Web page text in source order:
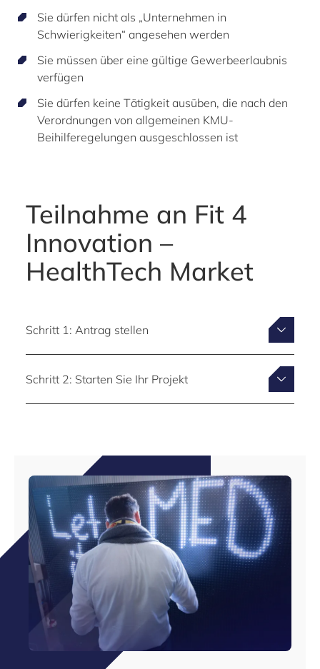
Sie dürfen nicht als „Unternehmen in
Schwierigkeiten“ angesehen werden
Sie müssen über eine gültige Gewerbeerlaubnis
verfügen
Sie dürfen keine Tätigkeit ausüben, die nach den
Verordnungen von allgemeinen KMU-
Beihilferegelungen ausgeschlossen ist
Teilnahme an Fit 4
Innovation –
HealthTech Market
Schritt 1: Antrag stellen
Schritt 2: Starten Sie Ihr Projekt